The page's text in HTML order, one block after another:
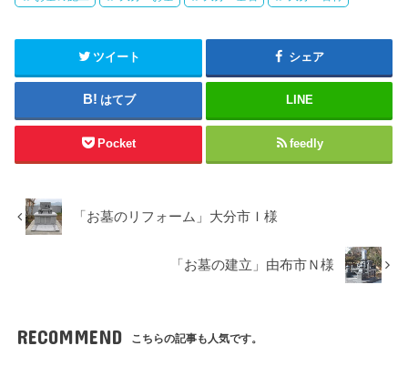
ツイート シェア
はてブ LINE
Pocket feedly
「お墓のリフォーム」大分市Ｉ様
「お墓の建立」由布市Ｎ様
RECOMMEND こちらの記事も人気です。